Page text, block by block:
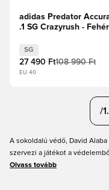
adidas Predator
.1 SG Crazyrush - Fehér
Lemon
SG
27 490 Ft108 990 Ft
EU 40
/
A sokoldalú védő, David
szervezi a játékot a
azoknak a játékosoknak,
Olvass tovább